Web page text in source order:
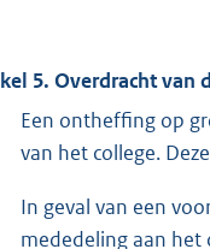
5. Overdracht van
Een ontheffing op
van het college.
In geval van een
mededeling aan het